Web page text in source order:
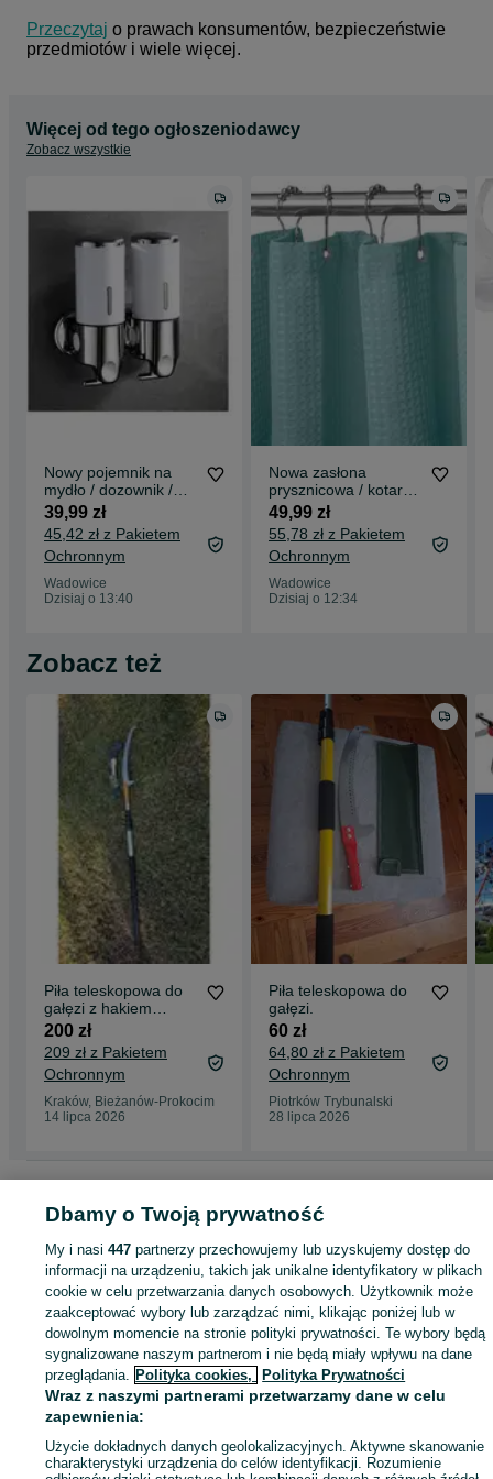
Przeczytaj o prawach konsumentów, bezpieczeństwie
przedmiotów i wiele więcej.
Więcej od tego ogłoszeniodawcy
Zobacz wszystkie
Nowy pojemnik na
mydło / dozownik /
2x500ml / łazienka /
wiszący/W362!
39,99 zł
45,42 zł z Pakietem
Ochronnym
Wadowice
Dzisiaj o 13:40
Nowa zasłona
prysznicowa / kotara /
firanka / 182x214cm
/turkus !A148!
49,99 zł
55,78 zł z Pakietem
Ochronnym
Wadowice
Dzisiaj o 12:34
Zobacz też
Piła teleskopowa do
gałęzi z hakiem
Bradas regulowana
do 5,5 m ostrze 360
mm
200 zł
209 zł z Pakietem
Ochronnym
Kraków, Bieżanów-Prokocim
14 lipca 2026
Piła teleskopowa do
gałęzi.
60 zł
64,80 zł z Pakietem
Ochronnym
Piotrków Trybunalski
28 lipca 2026
- Małopolskie
Narzędzia ręczne - Wadowice
KATEGORIA
1054935720 Wyświetlenia:
Kup
Dbamy o Twoją prywatność
My i nasi447 partnerzy przechowujemy lub uzyskujemy dostęp do
informacji na urządzeniu, takich jak unikalne identyfikatory w plikach
cookie w celu przetwarzania danych osobowych. Użytkownik może
zaakceptować wybory lub zarządzać nimi, klikając poniżej lub w
dowolnym momencie na stronie polityki prywatności. Te wybory będą
sygnalizowane naszym partnerom i nie będą miały wpływu na dane
przeglądania. Polityka cookies, Polityka Prywatności
Wraz z naszymi partnerami przetwarzamy dane w celu
zapewnienia:
Użycie dokładnych danych geolokalizacyjnych. Aktywne skanowanie
charakterystyki urządzenia do celów identyfikacji. Rozumienie